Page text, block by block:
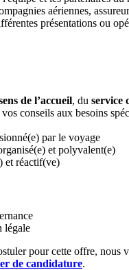
aériennes,
présentations ou
de l’accueil, du service
vos conseils aux besoins
par le voyage
et polyvalent(e)
et réactif(ve)
légale
pour cette offre, nous
de candidature.